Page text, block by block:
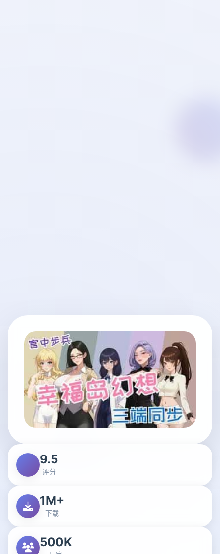
9.5
评分
1M+
下载
500K